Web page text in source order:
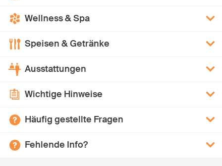
Wellness & Spa
Speisen & Getränke
Ausstattungen
Wichtige Hinweise
Häufig gestellte Fragen
Fehlende Info?